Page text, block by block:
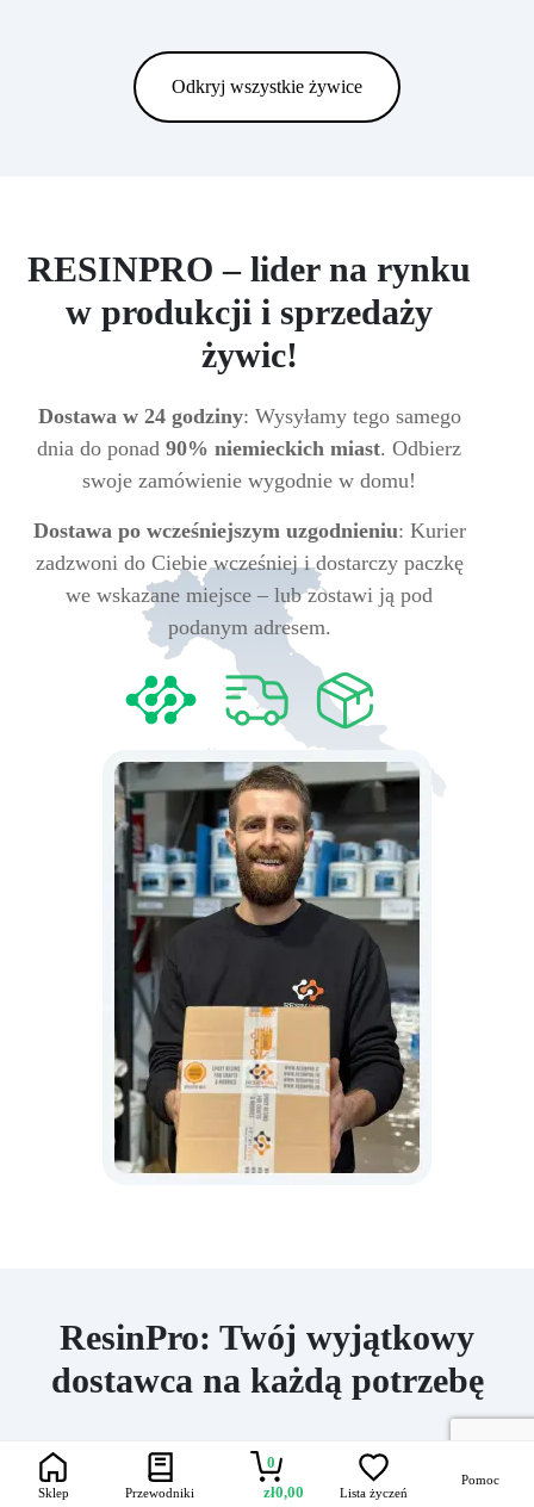
Odkryj wszystkie żywice
RESINPRO – lider na rynku
w produkcji i sprzedaży
żywic!
Dostawa w 24 godziny: Wysyłamy tego samego
dnia do ponad 90% niemieckich miast. Odbierz
swoje zamówienie wygodnie w domu!
Dostawa po wcześniejszym uzgodnieniu: Kurier
zadzwoni do Ciebie wcześniej i dostarczy paczkę
we wskazane miejsce – lub zostawi ją pod
podanym adresem.
ResinPro: Twój wyjątkowy
dostawca na każdą potrzebę
15 lat doświadczenia do Twojej dyspozycji –
oferujemy żywice i akcesoria do kreatywności,
Sklep Przewodniki
0
zł0,00 Lista życzeń
Pomoc